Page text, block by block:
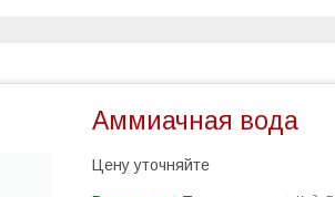
Аммиачная вода
Цену уточняйте